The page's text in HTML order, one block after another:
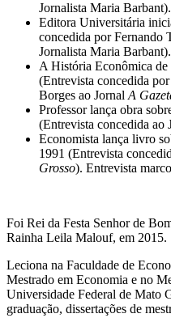
Jornalista Maria Barbant).
Editora Universitária
concedida por Fernando
Jornalista Maria Barbant).
A História Econômica
(Entrevista concedida
Borges ao JornalA
Professor lança obra
(Entrevista concedida ao
Economista lança livro
1991 (Entrevista
Grosso). Entrevista
Foi Rei da Festa Senhor de
Rainha Leila Malouf, em 2015.
Leciona na Faculdade de
Mestrado em Economia e no
Universidade Federal de Mato
graduação, dissertações de